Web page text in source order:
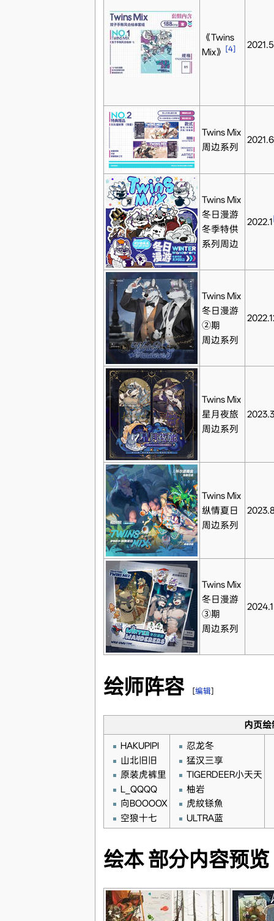
《Twins
Mix》 [4]
Twins Mix
周边系列
2021.6
Twins Mix
冬日漫游
冬季特供
系列周边
2022.1
Twins Mix
冬日漫游
②期
周边系列
Twins Mix
星月夜旅
周边系列
2023.3
Twins Mix
纵情夏日
周边系列
Twins Mix
冬日漫游
③期
周边系列
2024.1
绘师阵容 [编辑]
内页绘
HAKUPIPI
山北旧旧
原装虎裤里
L_QQQQ
向BOOOOX
空狼十七
忍龙冬
猛汉三享
TIGERDEER小天天
柚岩
虎紋铩魚
ULTRA蓝
绘本 部分内容预览